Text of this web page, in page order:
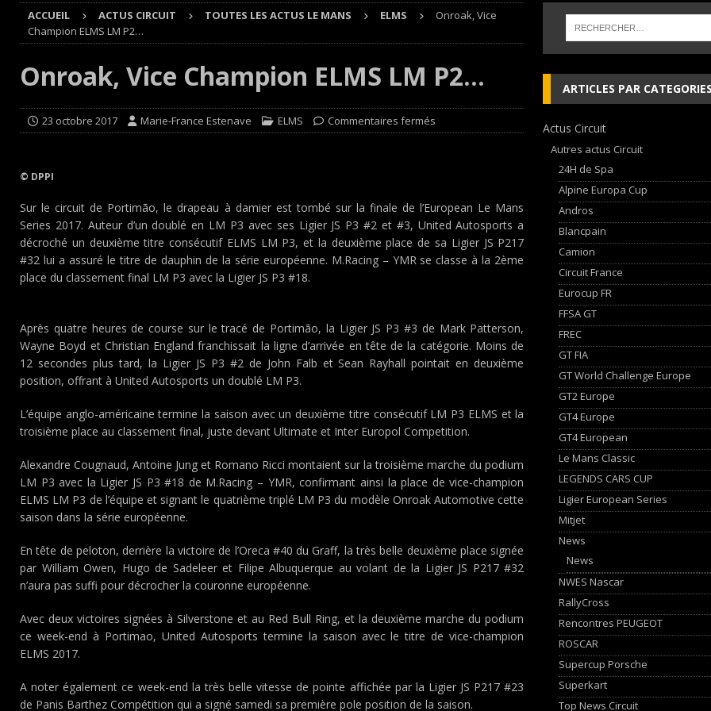
[ 4 août 2026 ]
Buggyra Organization and WINBO-DONGJIAN Automotive Technology sign strategic partnership
RALLYE-RAID
[ 4 août 2026 ] Paul Cauhaupé rejoint le cercle des vainqueurs en Porsche Carrera Cup France après son double succès à Magny-
[ 7 août 2026 ] De l’annulation du rallye TT Orthez-Béarn, les Cimes sur de bons rails ! EDITO RAID
ACCUEIL ACTUS CIRCUIT TOUTES LES ACTUS LE MANS ELMS
Onroak, Vice
Champion ELMS LM P2…
Onroak, Vice Champion ELMS LM P2…
23 octobre 2017 Marie-France Estenave ELMS Commentaires fermés
© DPPI
Sur le circuit de Portimão, le drapeau à damier est tombé sur la finale de l’European Le Mans
Series 2017. Auteur d’un doublé en LM P3 avec ses Ligier JS P3 #2 et #3, United Autosports a
décroché un deuxième titre consécutif ELMS LM P3, et la deuxième place de sa Ligier JS P217
#32 lui a assuré le titre de dauphin de la série européenne. M.Racing – YMR se classe à la 2ème
place du classement final LM P3 avec la Ligier JS P3 #18.
Après quatre heures de course sur le tracé de Portimão, la Ligier JS P3 #3 de Mark Patterson,
Wayne Boyd et Christian England franchissait la ligne d’arrivée en tête de la catégorie. Moins de
12 secondes plus tard, la Ligier JS P3 #2 de John Falb et Sean Rayhall pointait en deuxième
position, offrant à United Autosports un doublé LM P3.
L’équipe anglo-américaine termine la saison avec un deuxième titre consécutif LM P3 ELMS et la
troisième place au classement final, juste devant Ultimate et Inter Europol Competition.
Alexandre Cougnaud, Antoine Jung et Romano Ricci montaient sur la troisième marche du podium
LM P3 avec la Ligier JS P3 #18 de M.Racing – YMR, confirmant ainsi la place de vice-champion
ELMS LM P3 de l’équipe et signant le quatrième triplé LM P3 du modèle Onroak Automotive cette
saison dans la série européenne.
En tête de peloton, derrière la victoire de l’Oreca #40 du Graff, la très belle deuxième place signée
par William Owen, Hugo de Sadeleer et Filipe Albuquerque au volant de la Ligier JS P217 #32
n’aura pas suffi pour décrocher la couronne européenne.
Avec deux victoires signées à Silverstone et au Red Bull Ring, et la deuxième marche du podium
ce week-end à Portimao, United Autosports termine la saison avec le titre de vice-champion
ELMS 2017.
A noter également ce week-end la très belle vitesse de pointe affichée par la Ligier JS P217 #23
de Panis Barthez Compétition qui a signé samedi sa première pole position de la saison.
ARTICLES PAR
Actus Circuit
Autres actus Circuit
24H de Spa
Alpine Europa Cup
Andros
Blancpain
Camion
Circuit France
Eurocup FR
FFSA GT
FREC
GT FIA
GT World Challenge Europe
GT2 Europe
GT4 Europe
GT4 European
Le Mans Classic
LEGENDS CARS CUP
Ligier European Series
Mitjet
News
News
NWES Nascar
RallyCross
Rencontres PEUGEOT
ROSCAR
Supercup Porsche
Superkart
Top News Circuit